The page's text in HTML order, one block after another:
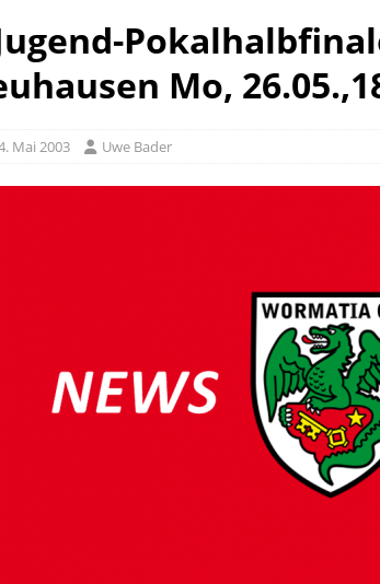
Mo,
Mai 2003 Uwe Bader